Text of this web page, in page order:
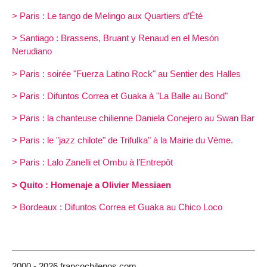
> Paris : Le tango de Melingo aux Quartiers d’Été
> Santiago : Brassens, Bruant y Renaud en el Mesón
Nerudiano
> Paris : soirée "Fuerza Latino Rock" au Sentier des Halles
> Paris : Difuntos Correa et Guaka à "La Balle au Bond"
> Paris : la chanteuse chilienne Daniela Conejero au Swan Bar
> Paris : le "jazz chilote" de Trifulka" à la Mairie du Vème.
> Paris : Lalo Zanelli et Ombu à l’Entrepôt
> Quito : Homenaje a Olivier Messiaen
> Bordeaux : Difuntos Correa et Guaka au Chico Loco